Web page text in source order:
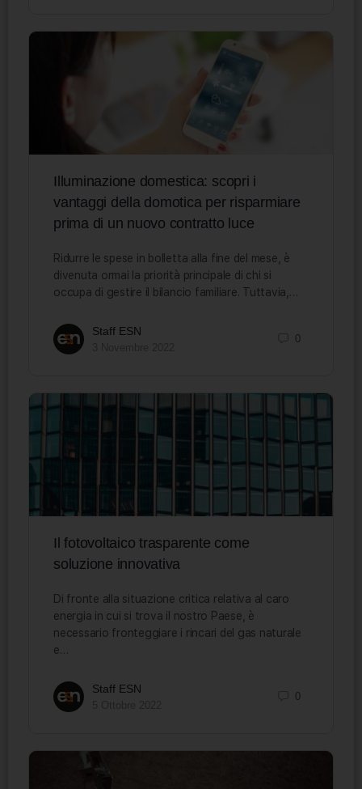
Illuminazione domestica: scopri i
vantaggi della domotica per risparmiare
prima di un nuovo contratto luce
Ridurre le spese in bolletta alla fine del mese, è
divenuta ormai la priorità principale di chi si
occupa di gestire il bilancio familiare. Tuttavia,…
Staff ESN
0
Il fotovoltaico trasparente come
soluzione innovativa
Di fronte alla situazione critica relativa al caro
energia in cui si trova il nostro Paese, è
necessario fronteggiare i rincari del gas naturale
e…
Staff ESN
0